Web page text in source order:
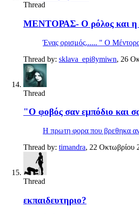
Thread
ΜΕΝΤΟΡΑΣ- Ο ρόλος και η
Ένας ορισμός...... " Ο
Thread by: sklava_epi8ymiwn, 26
Thread
"Ο φοβός σαν εμπόδιο και
Η πρωτη φορα που βρεθηκα
Thread by: timandra, 22 Οκτωβρίου
Thread
εκπαιδευτηριο?